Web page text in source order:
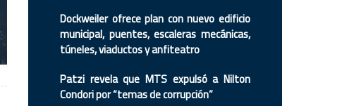
Dockweiler ofrece plan con nuevo edificio
municipal, puentes, escaleras mecánicas,
túneles, viaductos y anfiteatro
Patzi revela que MTS expulsó a Nilton
Condori por “temas de corrupción”